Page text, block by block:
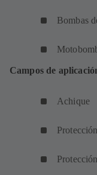
Bombas
Campos de
Achique